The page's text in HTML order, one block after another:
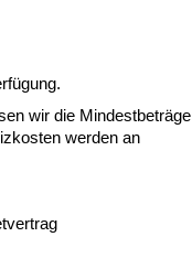
wir die Mindestbeträge
werden an